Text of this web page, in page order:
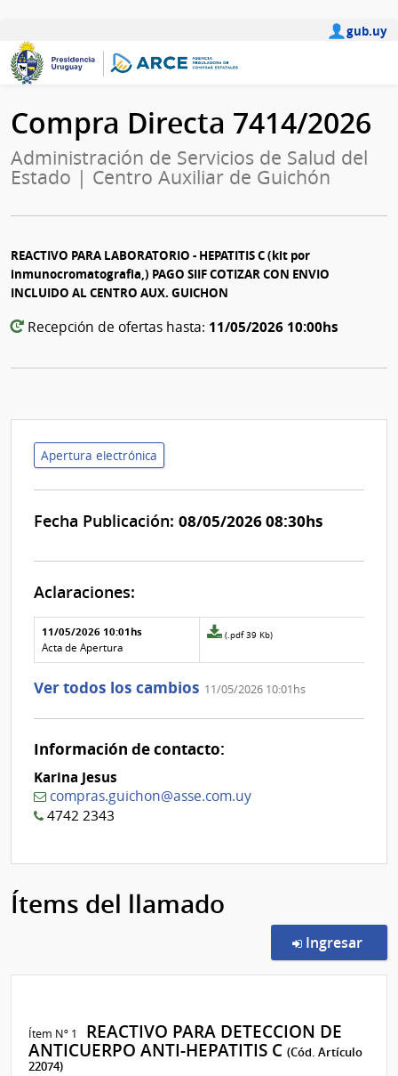
gub.uy
Compra Directa 7414/2026
Administración de Servicios de Salud del
Estado | Centro Auxiliar de Guichón
REACTIVO PARA LABORATORIO - HEPATITIS C (kit por
inmunocromatografia,) PAGO SIIF COTIZAR CON ENVIO
INCLUIDO AL CENTRO AUX. GUICHON
Recepción de ofertas hasta: 11/05/2026 10:00hs
Apertura electrónica
Fecha Publicación: 08/05/2026 08:30hs
Aclaraciones:
Aclaraciones del llamado
Fecha y
texto de
la
Archivo
de la
11/05/2026 10:01hs
Acta de Apertura
Archivo
de
aclaración
0
(.pdf 39 Kb)
Ver todos los cambios 11/05/2026 10:01hs
Información de contacto:
Karina Jesus
compras.guichon@asse.com.uy
4742 2343
Ítems del llamado
Ingresar
Ítem Nº 1
REACTIVO PARA DETECCION DE
ANTICUERPO ANTI-HEPATITIS C(Cód. Artículo
22074)